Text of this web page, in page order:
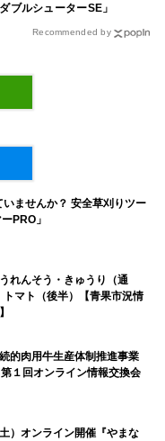
ブルシューターSE」
Recommended by
ませんか？ 安全草刈りツー
PRO」
れんそう・きゅうり（通
マト（後半）【青果市況情
的肉用牛生産体制推進事業
１回オンライン情報交換会
）オンライン開催『やまな